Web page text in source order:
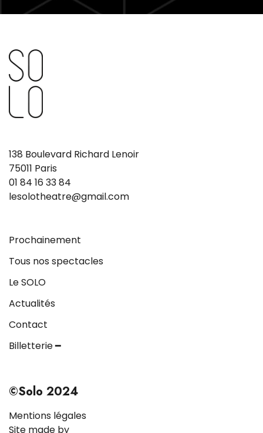
138 Boulevard Richard Lenoir
75011 Paris
01 84 16 33 84
lesolotheatre@gmail.com
Prochainement
Tous nos spectacles
Le SOLO
Actualités
Contact
Billetterie ━
©Solo 2024
Mentions légales
Site made by